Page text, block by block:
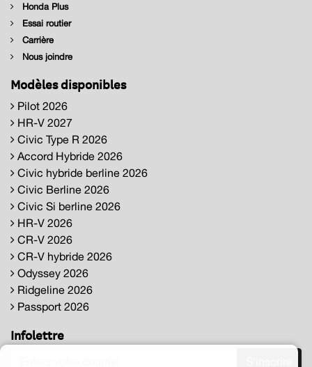
Honda Plus
Essai routier
Carrière
Nous joindre
Modèles disponibles
Pilot 2026
HR-V 2027
Civic Type R 2026
Accord Hybride 2026
Civic hybride berline 2026
Civic Berline 2026
Civic Si berline 2026
HR-V 2026
CR-V 2026
CR-V hybride 2026
Odyssey 2026
Ridgeline 2026
Passport 2026
Infolettre